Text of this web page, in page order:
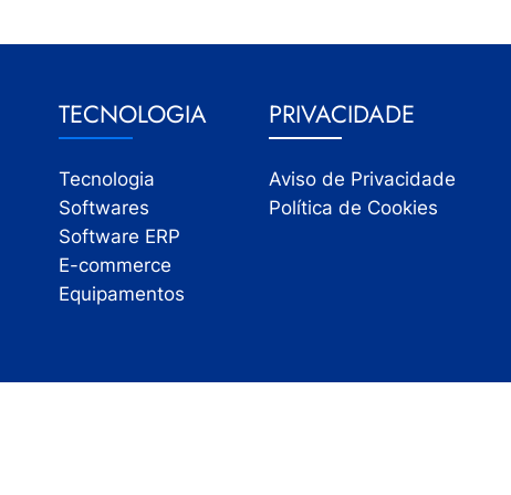
TECNOLOGIA
Tecnologia
Softwares
Software ERP
E-commerce
Equipamentos
PRIVACIDADE
Aviso de Privacidade
Política de Cookies